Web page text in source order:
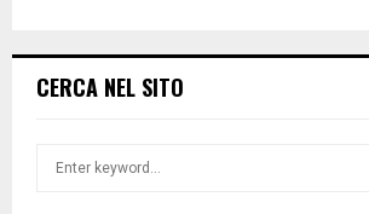
CERCA NEL SITO